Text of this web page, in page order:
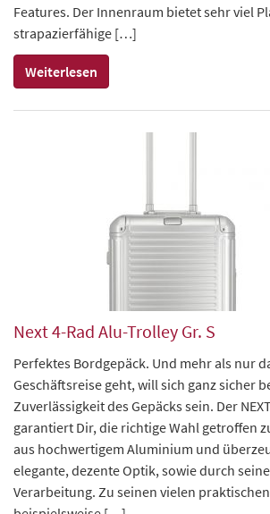
Features. Der Innenraum bietet sehr viel
strapazierfähige […]
Weiterlesen
Next 4-Rad Alu-Trolley Gr. S
Perfektes Bordgepäck. Und mehr als nur
Geschäftsreise geht, will sich ganz sicher
Zuverlässigkeit des Gepäcks sein. Der
garantiert Dir, die richtige Wahl getroffen
aus hochwertigem Aluminium und
elegante, dezente Optik, sowie durch
Verarbeitung. Zu seinen vielen